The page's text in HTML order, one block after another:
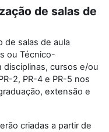
de salas de
de salas de aula
ou Técnico-
cursos e/ou
2, PR-4 e PR-5 nos
extensão e
criadas a partir de